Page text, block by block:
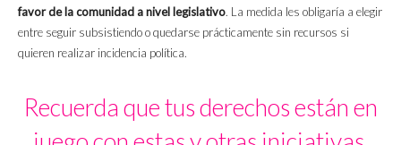
favor de la comunidad a nivel legislativo. La medida les obligaría a elegir
entre seguir subsistiendo o quedarse prácticamente sin recursos si
quieren realizar incidencia política.
Recuerda que tus derechos están en